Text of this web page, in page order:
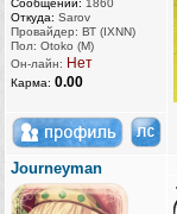
Сообщений: 1860
Откуда: Sarov
Провайдер: ВТ (IXNN)
Пол: Otoko (M)
Он-лайн: Нет
Карма: 0.00
Journeyman